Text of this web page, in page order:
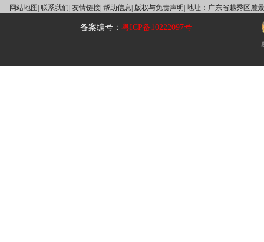
网站地图| 联系我们| 友情链接| 帮助信息| 版权与免责声明| 地址：广东省越秀区麓
备案编号：粤ICP备10222097号